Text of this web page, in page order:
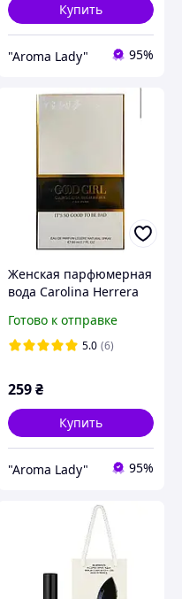
Купить
"Aroma Lady" 95%
Женская парфюмерная
вода Carolina Herrera
(Каролина Херрера Гуд
Герл Уайт) 80 мл
Готово к отправке
5.0 (6)
259₴
Купить
"Aroma Lady" 95%